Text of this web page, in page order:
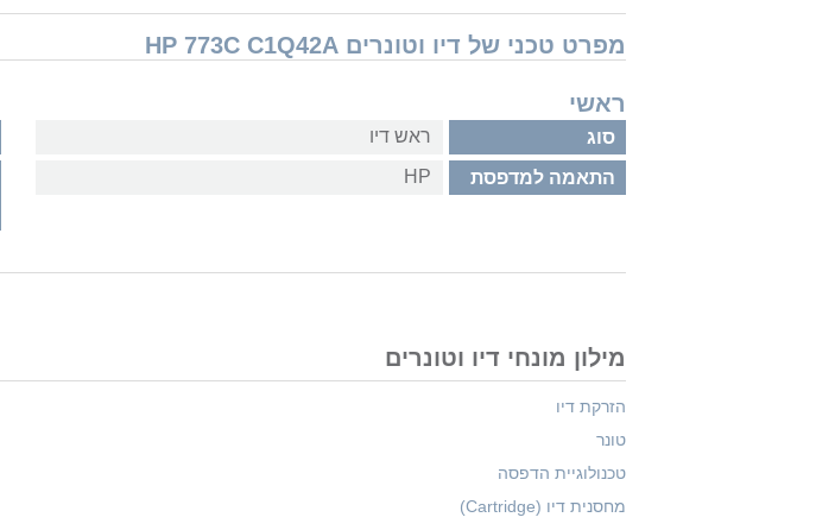
מפרט טכני של דיו וטונרים HP 773C C1Q42A
ראשי
סוג ראש דיו
התאמה למדפסת HP
מילון מונחי דיו וטונרים
הזרקת דיו
טונר
טכנולוגיית הדפסה
מחסנית דיו (Cartridge)